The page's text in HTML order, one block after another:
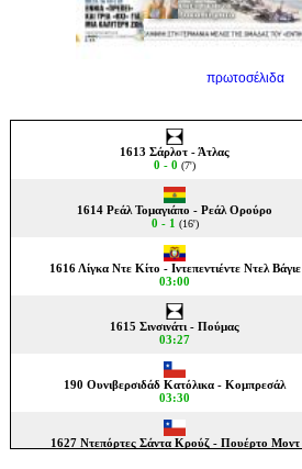
πρωτοσέλιδα